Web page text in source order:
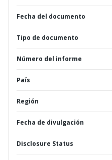
Fecha del documento
Tipo de documento
Número del informe
País
Región
Fecha de divulgación
Disclosure Status